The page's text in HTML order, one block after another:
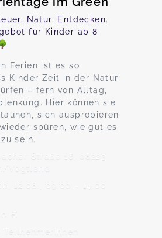
Natur. Entdecken.
für Kinder ab 8
Ferien ist es so
Kinder Zeit in der Natur
– fern von Alltag,
Hier können sie
sich ausprobieren
spüren, wie gut es
sein.
Straße 16, 08223
Vogtland
12.08., 09:00 - 14:00
€
TeilnehmerInnen